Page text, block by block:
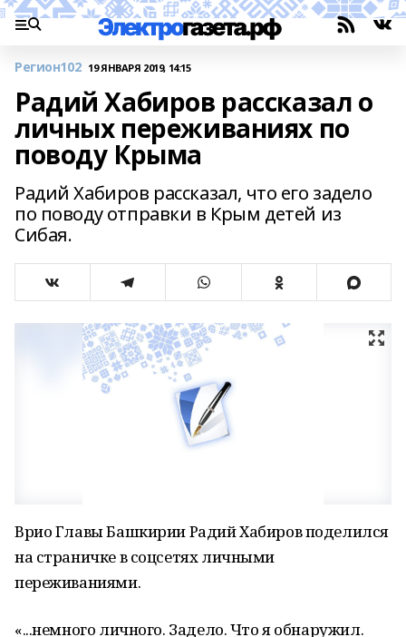
Регион102 19 ЯНВАРЯ 2019, 14:15
Радий Хабиров рассказал о
личных переживаниях по
поводу Крыма
Радий Хабиров рассказал, что его задело
по поводу отправки в Крым детей из
Сибая.
Врио Главы Башкирии Радий Хабиров поделился
на страничке в соцсетях личными
переживаниями.
«...немного личного. Задело. Что я обнаружил.